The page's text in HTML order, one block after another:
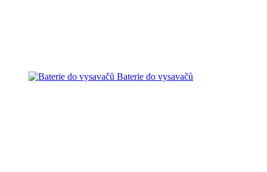
Baterie do vysavačů